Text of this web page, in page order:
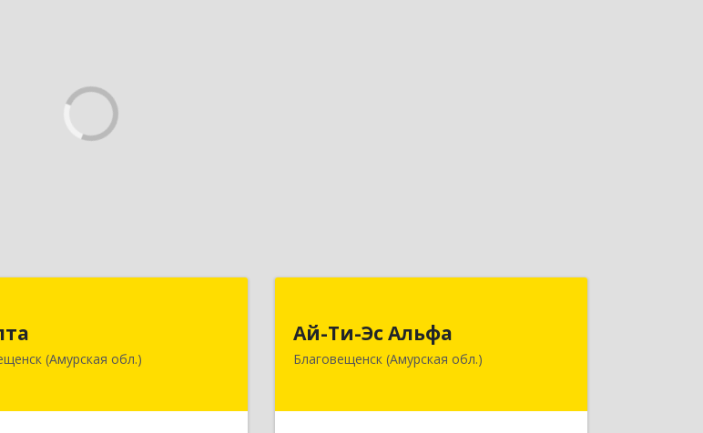
(Амурская обл.)
Амурская обл, Благовещенск
Амурская ул, дом № 236, оф.7-8
Подробнее
Ай-Ти-Эс Альфа
Благовещенск (Амурская обл.)
675000, Амурская обл, Благовещенск
г, Зейская ул, дом № 134, оф.515
Подробнее